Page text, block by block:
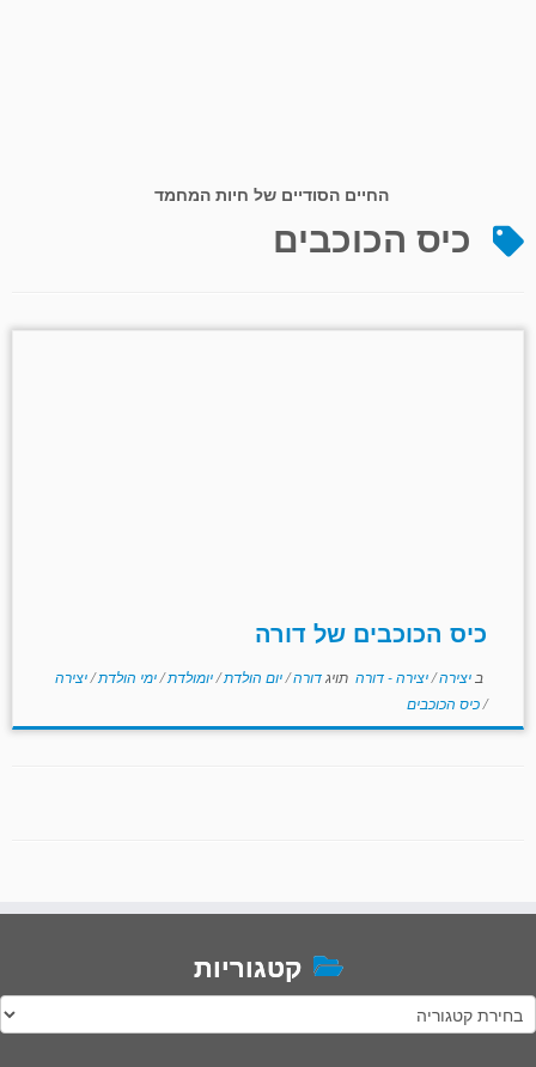
החיים הסודיים של חיות המחמד
כיס הכוכבים
כיס הכוכבים של דורה
ב יצירה/יצירה - דורה תויגדורה/יום הולדת/יומולדת/ימי הולדת/יצירה
/כיס הכוכבים
קטגוריות
קטגוריות